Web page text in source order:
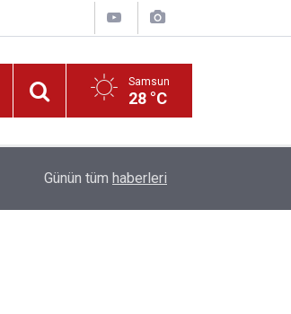
Samsun
28 °C
Fahiş fiyatlar nedeniyle işletmelere 101 milyon
Günün tüm haberleri